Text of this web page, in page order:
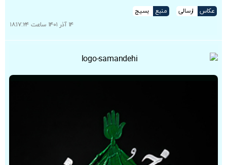
عکاس ارسالی منبع
بسیج
۱۴ آذر ۱۴۰۱ ساعت ۱۸:۱۷:۲۴